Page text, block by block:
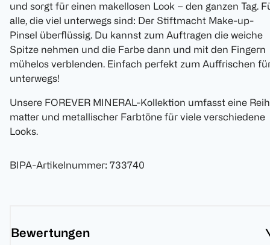
und sorgt für einen makellosen Look – den ganzen Tag.
alle, die viel unterwegs sind: Der Stiftmacht Make-up-
Pinsel überflüssig. Du kannst zum Auftragen die weiche
Spitze nehmen und die Farbe dann und mit den Fingern
mühelos verblenden. Einfach perfekt zum Auffrischen
unterwegs!
Unsere FOREVER MINERAL-Kollektion umfasst eine
matter und metallischer Farbtöne für viele verschiedene
Looks.
BIPA-Artikelnummer: 733740
Bewertungen